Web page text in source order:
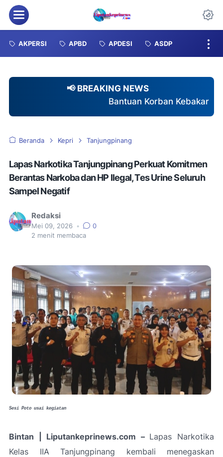
Menu
AKPERSI APBD APDESI ASDP
📢 BREAKING NEWS
Bantuan Korban Kebakaran Tuai Sorotan,
Beranda Kepri Tanjungpinang
Lapas Narkotika Tanjungpinang Perkuat Komitmen
Berantas Narkoba dan HP Ilegal, Tes Urine Seluruh
Sampel Negatif
Redaksi
Mei 09, 2026 •
0
2 menit membaca
Sesi Poto usai kegiatan
Bintan | Liputankeprinews.com – Lapas Narkotika
Kelas IIA Tanjungpinang kembali menegaskan